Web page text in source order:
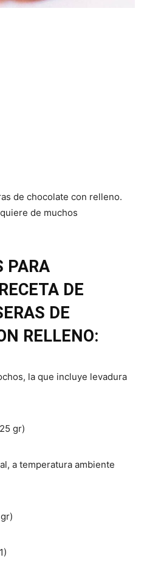
de chocolate con relleno.
de muchos
PARA
DE
DE
RELLENO:
la que incluye levadura
gr)
a temperatura ambiente